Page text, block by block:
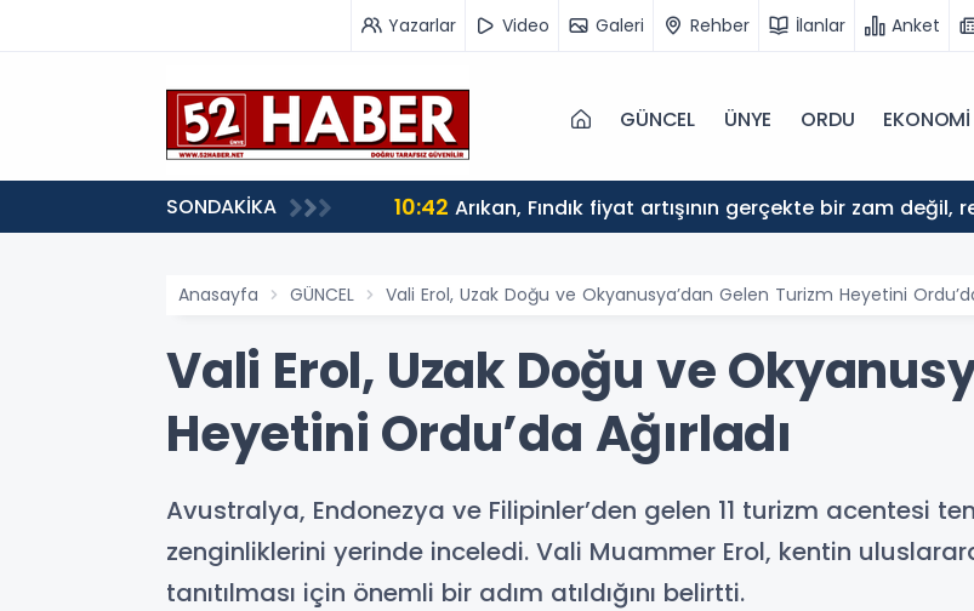
Yazarlar Video Galeri Rehber İlanlar Anket
GÜNCEL ÜNYE ORDU EKONOMİ
SONDAKİKA 10:42 Arıkan, Fındık fiyat artışının gerçekte bir zam
Anasayfa GÜNCEL Vali Erol, Uzak Doğu ve Okyanusya’dan Gelen Turizm Heyetini
Vali Erol, Uzak Doğu ve
Heyetini Ordu’da Ağırladı
Avustralya, Endonezya ve Filipinler’den gelen 11 turizm acentesi
zenginliklerini yerinde inceledi. Vali Muammer Erol, kentin
tanıtılması için önemli bir adım atıldığını belirtti.